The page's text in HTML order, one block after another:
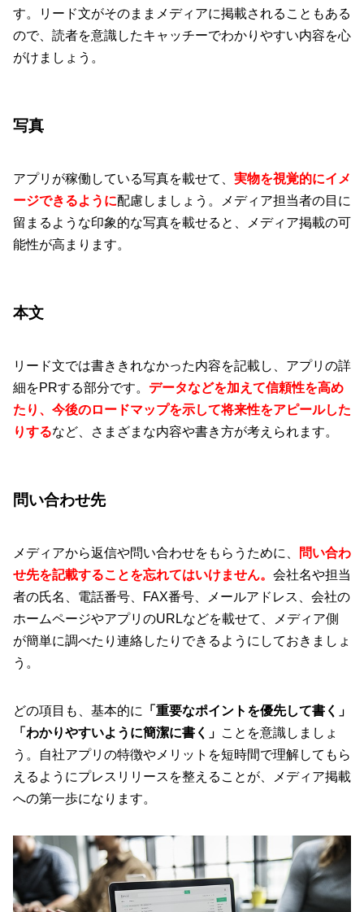
す。リード文がそのままメディアに掲載されることもある
ので、読者を意識したキャッチーでわかりやすい内容を心
がけましょう。
写真
アプリが稼働している写真を載せて、 実物を視覚的にイメ
ージできるように配慮しましょう。メディア担当者の目に
留まるような印象的な写真を載せると、メディア掲載の可
能性が高まります。
本文
リード文では書ききれなかった内容を記載し、アプリの詳
細をPRする部分です。 データなどを加えて信頼性を高め
たり、今後のロードマップを示して将来性をアピールした
りするなど、さまざまな内容や書き方が考えられます。
問い合わせ先
メディアから返信や問い合わせをもらうために、
問い合わ
せ先を記載することを忘れてはいけません。 会社名や担当
者の氏名、電話番号、FAX番号、メールアドレス、会社の
ホームページやアプリのURLなどを載せて、メディア側
が簡単に調べたり連絡したりできるようにしておきましょ
う。
どの項目も、基本的に
「重要なポイントを優先して書く」
「わかりやすいように簡潔に書く」 ことを意識しましょ
う。自社アプリの特徴やメリットを短時間で理解してもら
えるようにプレスリリースを整えることが、メディア掲載
への第一歩になります。